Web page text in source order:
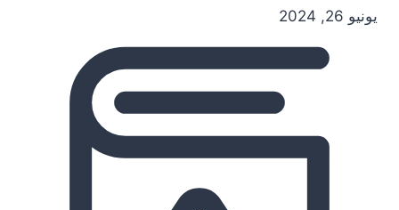
يونيو 26, 2024